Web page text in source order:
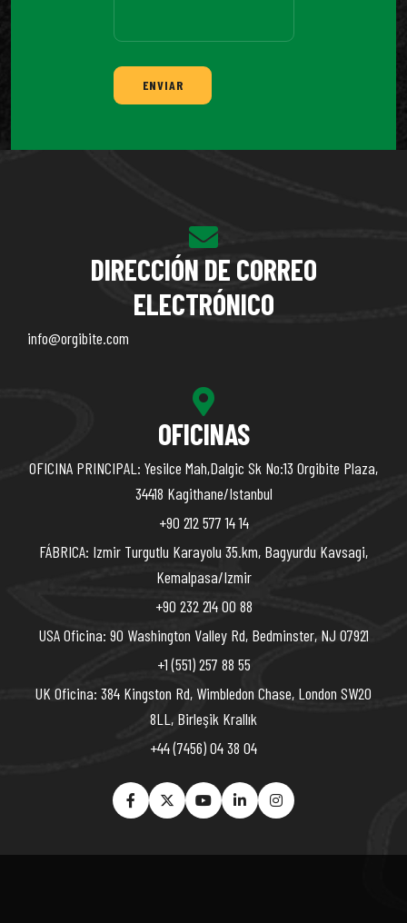
ENVIAR
DIRECCIÓN DE CORREO
ELECTRÓNICO
info@orgibite.com
OFICINAS
OFICINA PRINCIPAL: Yesilce Mah,Dalgic Sk No:13 Orgibite Plaza,
34418 Kagithane/Istanbul
+90 212 577 14 14
FÁBRICA: Izmir Turgutlu Karayolu 35.km, Bagyurdu Kavsagi,
Kemalpasa/Izmir
+90 232 214 00 88
USA Oficina: 90 Washington Valley Rd, Bedminster, NJ 07921
+1 (551) 257 88 55
UK Oficina: 384 Kingston Rd, Wimbledon Chase, London SW20
8LL, Birleşik Krallık
+44 (7456) 04 38 04